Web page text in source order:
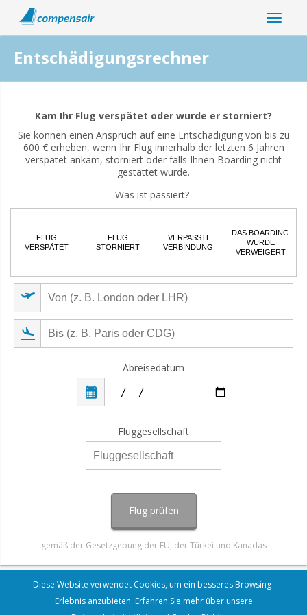
Entschädigungsrechner
zusammen?
Ja Nein
Kam Ihr Flug verspätet oder wurde er storniert?
Sie können einen Anspruch auf eine Entschädigung von bis zu
600 € erheben, wenn Ihr Flug innerhalb der letzten 6 Jahren
verspätet ankam, storniert oder falls Ihnen Boarding nicht
gestattet wurde.
Was ist passiert?
FLUG
VERSPÄTET
FLUG
STORNIERT
VERPASSTE
VERBINDUNG
DAS BOARDING
WURDE
VERWEIGERT
Abreisedatum
Fluggesellschaft
Flug prüfen
gemäß der Gesetzgebung der EU, der Türkei und Kanadas
Diese Website verwendet Cookies, um ein besseres Browsing-
Erlebnis anzubieten. Erfahren Sie mehr über unsere